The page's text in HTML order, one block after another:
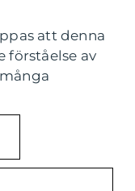
att denna
förståelse av